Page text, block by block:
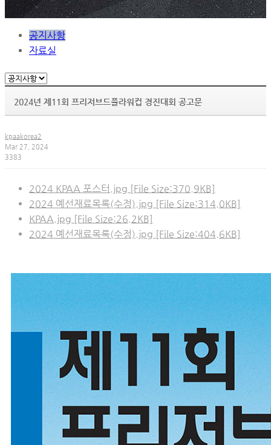
공지사항
자료실
2024년 제11회 프리저브드플라워컵 경진대회 공고문
kpaakorea2
Mar 27, 2024
3383
2024 KPAA 포스터.jpg [File Size:370.9KB]
2024 예선재료목록(수정).jpg [File Size:314.0KB]
KPAA.jpg [File Size:26.2KB]
2024 예선재료목록(수정).jpg [File Size:404.6KB]